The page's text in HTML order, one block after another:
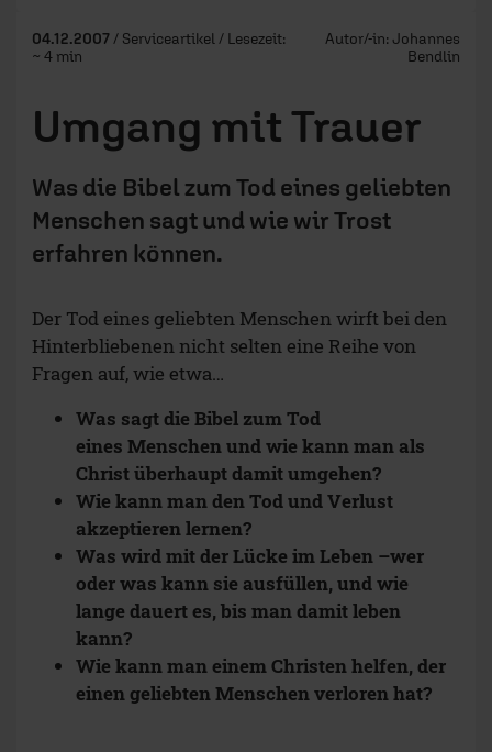
04.12.2007 / Serviceartikel / Lesezeit:
~ 4 min
Autor/-in: Johannes
Bendlin
Umgang mit Trauer
Was die Bibel zum Tod eines geliebten
Menschen sagt und wie wir Trost
erfahren können.
Der Tod eines geliebten Menschen wirft bei den
Hinterbliebenen nicht selten eine Reihe von
Fragen auf, wie etwa…
Was sagt die Bibel zum Tod
eines Menschen und wie kann man als
Christ überhaupt damit umgehen?
Wie kann man den Tod und Verlust
akzeptieren lernen?
Was wird mit der Lücke im Leben –wer
oder was kann sie ausfüllen, und wie
lange dauert es, bis man damit leben
kann?
Wie kann man einem Christen helfen, der
einen geliebten Menschen verloren hat?